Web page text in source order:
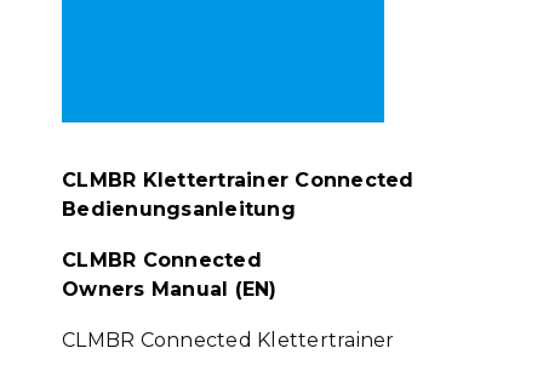
CLMBR Klettertrainer Connected
Bedienungsanleitung
CLMBR Connected
Owners Manual (EN)
CLMBR Connected Klettertrainer